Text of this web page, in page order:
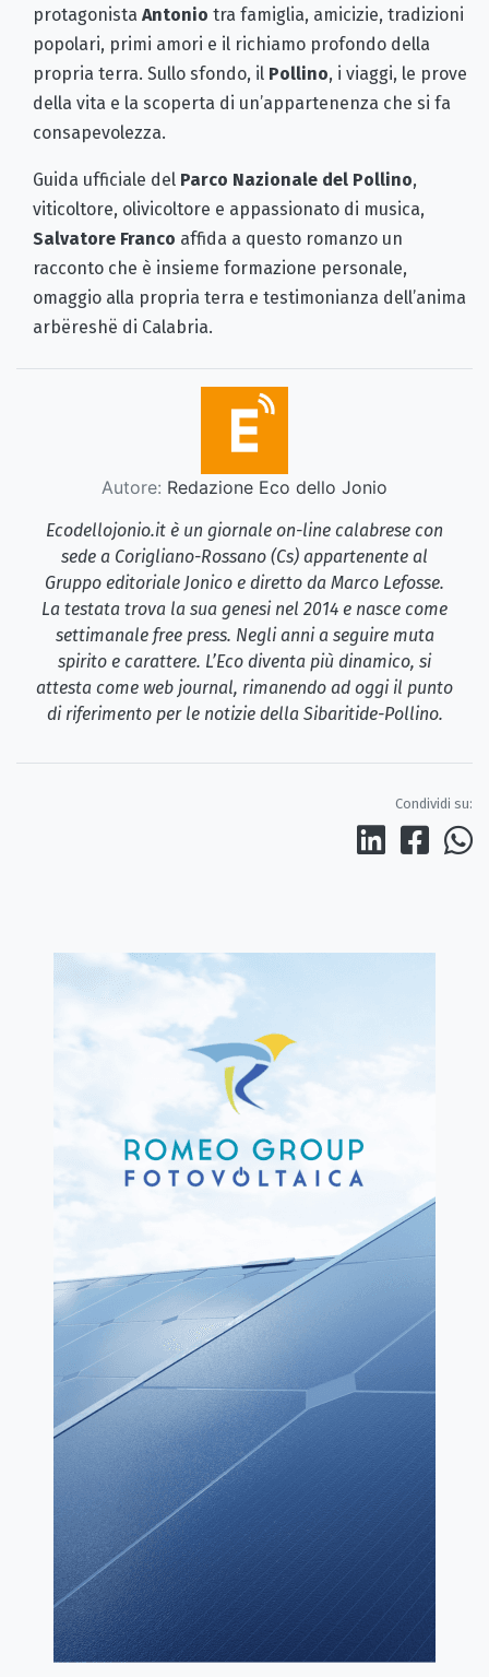
protagonista Antonio tra famiglia, amicizie, tradizioni
popolari, primi amori e il richiamo profondo della
propria terra. Sullo sfondo, il Pollino, i viaggi, le prove
della vita e la scoperta di un’appartenenza che si fa
consapevolezza.
Guida ufficiale del Parco Nazionale del Pollino,
viticoltore, olivicoltore e appassionato di musica,
Salvatore Franco affida a questo romanzo un
racconto che è insieme formazione personale,
omaggio alla propria terra e testimonianza dell’anima
arbëreshë di Calabria.
Autore: Redazione Eco dello Jonio
Ecodellojonio.it è un giornale on-line calabrese con
sede a Corigliano-Rossano (Cs) appartenente al
Gruppo editoriale Jonico e diretto da Marco Lefosse.
La testata trova la sua genesi nel 2014 e nasce come
settimanale free press. Negli anni a seguire muta
spirito e carattere. L’Eco diventa più dinamico, si
attesta come web journal, rimanendo ad oggi il punto
di riferimento per le notizie della Sibaritide-Pollino.
Condividi su: